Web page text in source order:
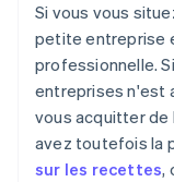
Si vous vous
petite entreprise
professionnelle.
entreprises n'est
vous acquitter de
avez toutefois la
sur les recettes,